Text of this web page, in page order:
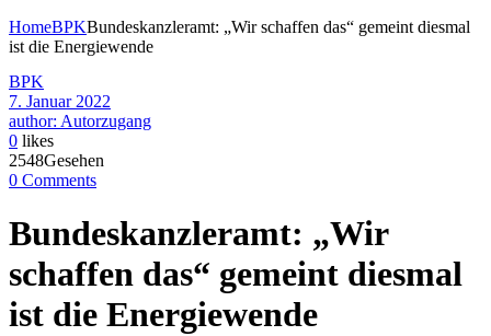
HomeBPKBundeskanzleramt: „Wir schaffen das“ gemeint diesmal
ist die Energiewende
BPK
7. Januar 2022
author: Autorzugang
0 likes
2548Gesehen
0 Comments
Bundeskanzleramt: „Wir
schaffen das“ gemeint diesmal
ist die Energiewende